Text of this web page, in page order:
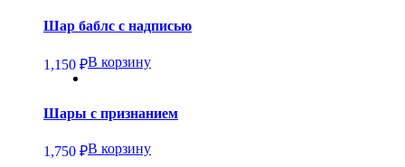
Шар баблс с надписью
1,150 ₽В корзину
Шары с признанием
1,750 ₽В корзину